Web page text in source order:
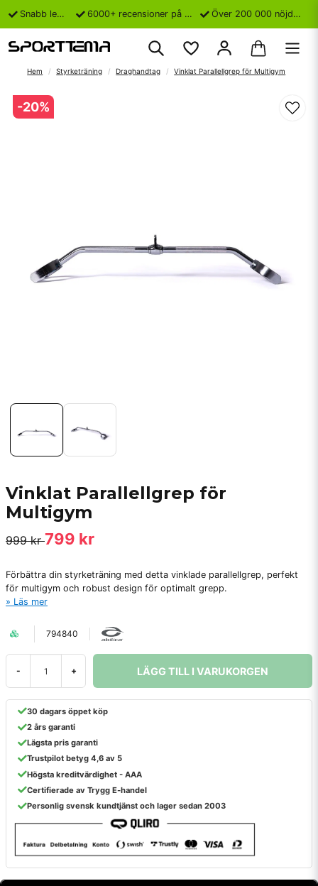
Snabb leverans 6000+ recensioner på Trustpilot Över 200 000 nöjda kunder
Hem Styrketräning Draghandtag Vinklat Parallellgrep för Multigym
-20%
Vinklat Parallellgrep för
Multigym
999 kr799 kr
Förbättra din styrketräning med detta vinklade parallellgrep, perfekt
för multigym och robust design för optimalt grepp.
Läs mer
794840
- + LÄGG TILL I VARUKORGEN
30 dagars öppet köp
2 års garanti
Lägsta pris garanti
Trustpilot betyg 4,6 av 5
Högsta kreditvärdighet - AAA
Certifierade av Trygg E-handel
Personlig svensk kundtjänst och lager sedan 2003